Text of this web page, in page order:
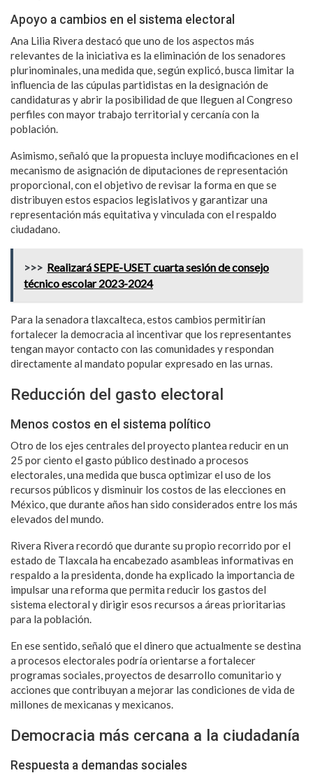
Apoyo a cambios en el sistema electoral
Ana Lilia Rivera destacó que uno de los aspectos más
relevantes de la iniciativa es la eliminación de los senadores
plurinominales, una medida que, según explicó, busca limitar la
influencia de las cúpulas partidistas en la designación de
candidaturas y abrir la posibilidad de que lleguen al Congreso
perfiles con mayor trabajo territorial y cercanía con la
población.
Asimismo, señaló que la propuesta incluye modificaciones en el
mecanismo de asignación de diputaciones de representación
proporcional, con el objetivo de revisar la forma en que se
distribuyen estos espacios legislativos y garantizar una
representación más equitativa y vinculada con el respaldo
ciudadano.
>>> Realizará SEPE-USET cuarta sesión de consejo
técnico escolar 2023-2024
Para la senadora tlaxcalteca, estos cambios permitirían
fortalecer la democracia al incentivar que los representantes
tengan mayor contacto con las comunidades y respondan
directamente al mandato popular expresado en las urnas.
Reducción del gasto electoral
Menos costos en el sistema político
Otro de los ejes centrales del proyecto plantea reducir en un
25 por ciento el gasto público destinado a procesos
electorales, una medida que busca optimizar el uso de los
recursos públicos y disminuir los costos de las elecciones en
México, que durante años han sido considerados entre los más
elevados del mundo.
Rivera Rivera recordó que durante su propio recorrido por el
estado de Tlaxcala ha encabezado asambleas informativas en
respaldo a la presidenta, donde ha explicado la importancia de
impulsar una reforma que permita reducir los gastos del
sistema electoral y dirigir esos recursos a áreas prioritarias
para la población.
En ese sentido, señaló que el dinero que actualmente se destina
a procesos electorales podría orientarse a fortalecer
programas sociales, proyectos de desarrollo comunitario y
acciones que contribuyan a mejorar las condiciones de vida de
millones de mexicanas y mexicanos.
Democracia más cercana a la ciudadanía
Respuesta a demandas sociales